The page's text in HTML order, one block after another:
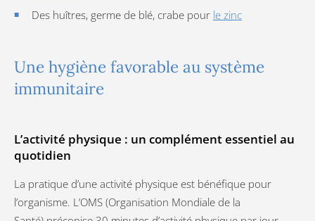
Des huîtres, germe de blé, crabe pour le zinc
Une hygiène favorable au système
immunitaire
L’activité physique : un complément essentiel au
quotidien
La pratique d’une activité physique est bénéfique pour
l’organisme. L’OMS (Organisation Mondiale de la